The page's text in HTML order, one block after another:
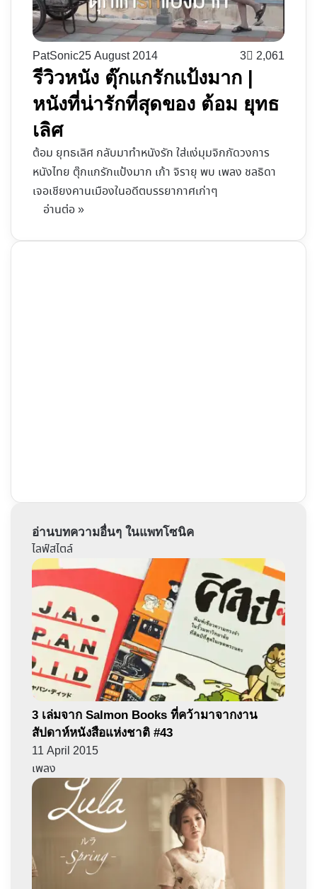
PatSonic25 August 2014 3 2,061
รีวิวหนัง ตุ๊กแกรักแป้งมาก |
หนังที่น่ารักที่สุดของ ต้อม ยุทธ
เลิศ
ต้อม ยุทธเลิศ กลับมาทำหนังรัก ใส่แง่มุมจิกกัดวงการ
หนังไทย ตุ๊กแกรักแป้งมาก เก้า จิรายุ พบ เพลง ชลธิดา
เจอเชียงคานเมืองในอดีตบรรยากาศเก่าๆ
อ่านต่อ »
อ่านบทความอื่นๆ ในแพทโซนิค
ไลฟ์สไตล์
3 เล่มจาก Salmon Books ที่คว้ามาจากงาน
สัปดาห์หนังสือแห่งชาติ #43
11 April 2015
เพลง